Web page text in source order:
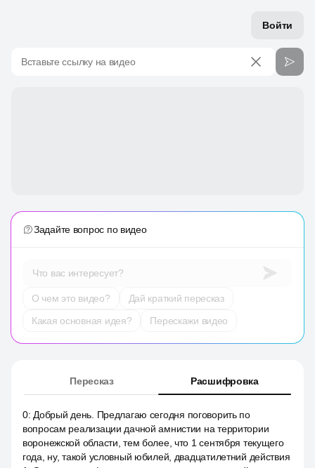
Войти
Вставьте ссылку на видео
Задайте вопрос по видео
Что вас интересует?
О чем это видео?
Дай краткий пересказ
Какая основная идея?
Перескажи видео
Пересказ Расшифровка
0: Добрый день. Предлагаю сегодня поговорить по
вопросам реализации дачной амнистии на территории
воронежской области, тем более, что 1 сентября текущего
года, ну, такой условный юбилей, двадцатилетний действия